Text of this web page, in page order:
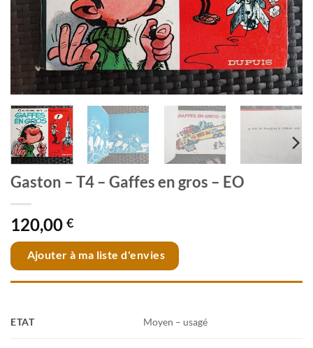
Gaston – T4 – Gaffes en gros – EO
120,00 €
Ajouter à ma liste d'envies
ETAT Moyen – usagé